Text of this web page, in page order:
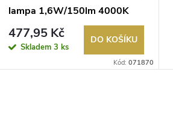
lampa 1,6W/150lm 4000K
růžová
477,95 Kč
Skladem 3 ks
DO KOŠÍKU
Kód: 071870